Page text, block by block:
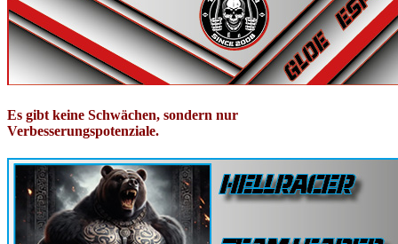
Es gibt keine Schwächen, sondern nur
Verbesserungspotenziale.